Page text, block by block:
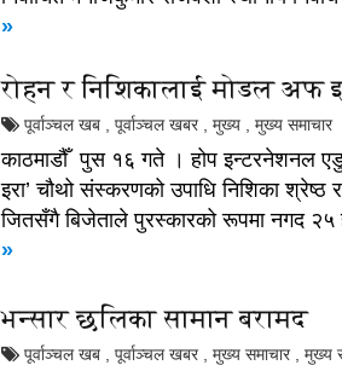
»
रोहन र निशिकालाई मोडल अफ
पूर्वाञ्चल खब पूर्वाञ्चल खबर मुख्य मुख्य समाचार
काठमाडौँ पुस १६ गते । होप इन्टरनेशनल
इरा’ चौथो संस्करणको उपाधि निशिका
जितसँगै बिजेताले पुरस्कारको रूपमा नगद २५
»
भन्सार छलिका सामान बरामद
पूर्वाञ्चल खब पूर्वाञ्चल खबर मुख्य समाचार मुख्य